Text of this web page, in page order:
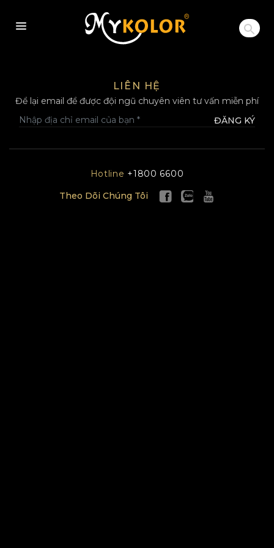
MYKOLOR
LIÊN HỆ
Để lại email để được đội ngũ chuyên viên tư vấn miễn phí
ĐĂNG KÝ
Hotline +1800 6600
Theo Dõi Chúng Tôi